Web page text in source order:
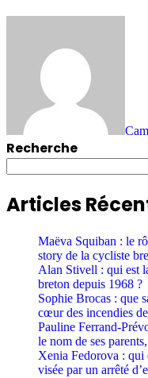
Recherche
Articles
Maëva Squiban : le
story de la cycliste
Alan Stivell : qui est
breton depuis 1968 ?
Sophie Brocas : que
cœur des incendies
Pauline Ferrand-
le nom de ses
Xenia Fedorova : qui
visée par un arrêté